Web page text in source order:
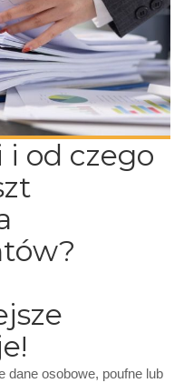
i od czego
dane osobowe, poufne lub